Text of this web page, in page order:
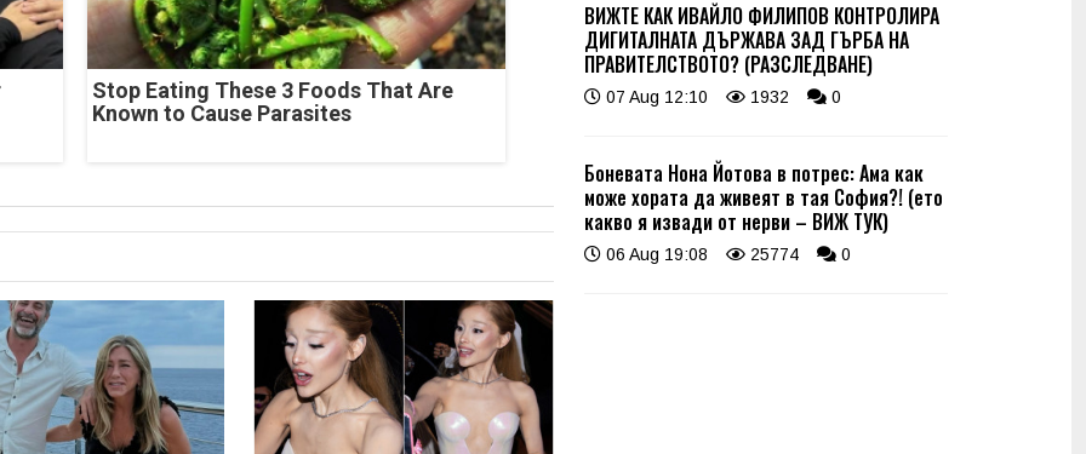
Stop Eating These 3 Foods That Are
Known to Cause Parasites
ВИЖТЕ КАК ИВАЙЛО ФИЛИПОВ КОНТРОЛИРА
ДИГИТАЛНАТА ДЪРЖАВА ЗАД ГЪРБА НА
ПРАВИТЕЛСТВОТО? (РАЗСЛЕДВАНЕ)
07 Aug 12:10 1932 0
Боневата Нона Йотова в потрес: Ама как
може хората да живеят в тая София?! (ето
какво я извади от нерви – ВИЖ ТУК)
06 Aug 19:08 25774 0